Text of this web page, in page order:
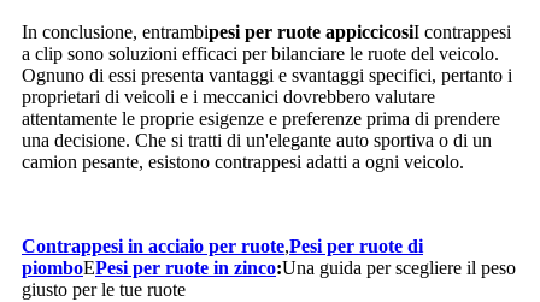
In conclusione, entrambipesi per ruote appiccicosiI contrappesi
a clip sono soluzioni efficaci per bilanciare le ruote del veicolo.
Ognuno di essi presenta vantaggi e svantaggi specifici, pertanto i
proprietari di veicoli e i meccanici dovrebbero valutare
attentamente le proprie esigenze e preferenze prima di prendere
una decisione. Che si tratti di un'elegante auto sportiva o di un
camion pesante, esistono contrappesi adatti a ogni veicolo.
Contrappesi in acciaio per ruote,Pesi per ruote di
piomboEPesi per ruote in zinco:Una guida per scegliere il peso
giusto per le tue ruote